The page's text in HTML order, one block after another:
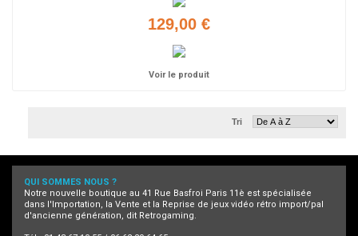
129,00 €
Voir le produit
Tri
QUI SOMMES NOUS ?
Notre nouvelle boutique au 41 Rue Basfroi Paris 11è est spécialisée
dans l'Importation, la Vente et la Reprise de jeux vidéo rétro import/pal
d'ancienne génération, dit Retrogaming.